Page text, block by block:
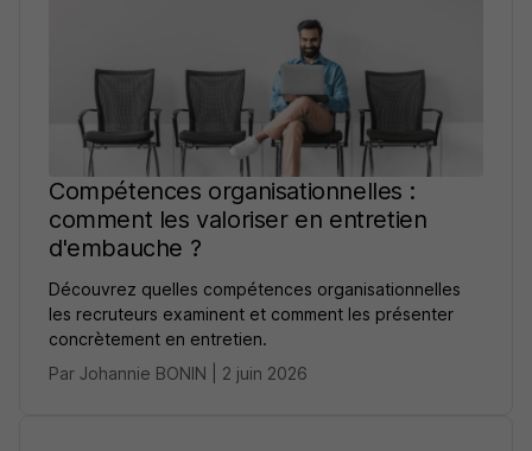
Compétences organisationnelles :
comment les valoriser en entretien
d'embauche ?
Découvrez quelles compétences organisationnelles
les recruteurs examinent et comment les présenter
concrètement en entretien.
Par Johannie BONIN | 2 juin 2026